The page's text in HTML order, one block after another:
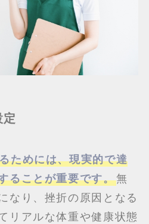
ためには、現実的で達
ることが重要です。無
なり、挫折の原因となる
リアルな体重や健康状態